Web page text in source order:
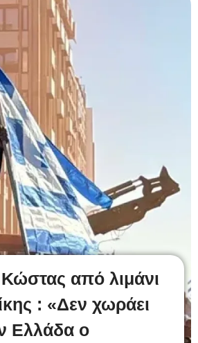
από λιμάνι
: «Δεν χωράει
Ελλάδα ο